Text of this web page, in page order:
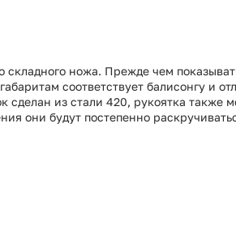
ножа. Прежде чем
соответствует балисонгу и
из стали 420, рукоятка также
они будут постепенно